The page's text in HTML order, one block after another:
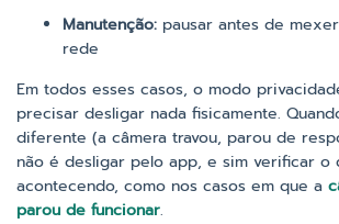
Manutenção: pausar antes de
rede
Em todos esses casos, o modo
precisar desligar nada fisicamente.
diferente (a câmera travou, parou de
não é desligar pelo app, e sim verificar o
acontecendo, como nos casos em que a
parou de funcionar.